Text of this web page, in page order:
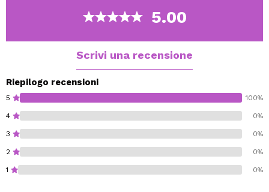
I prebiotici e l'acqua di riso fermentata rafforzano il
delicati e sicuri, per un comfort duraturo sulla pelle.
Yope
Vegan.
5.00
Scrivi una recensione
Riepilogo recensioni
5 100%
4 0%
3 0%
2 0%
1 0%